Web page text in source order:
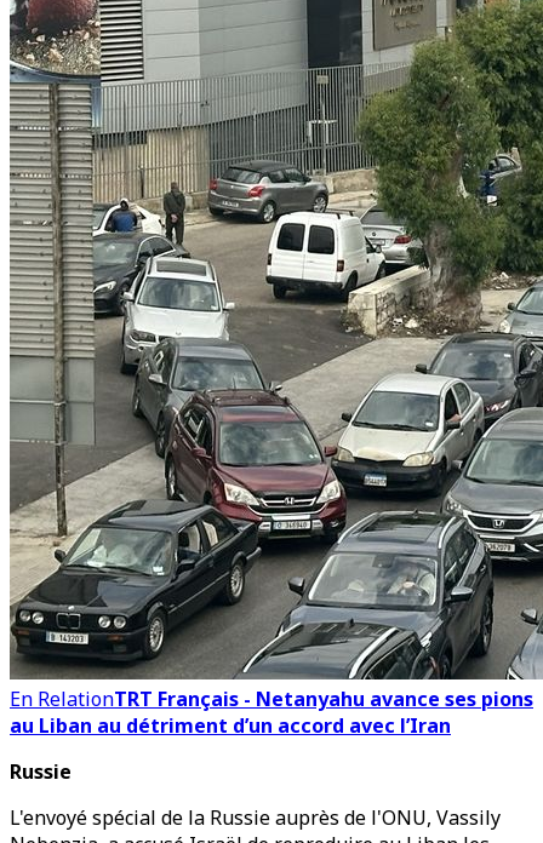
En RelationTRT Français - Netanyahu avance ses pions
au Liban au détriment d’un accord avec l’Iran
Russie
L'envoyé spécial de la Russie auprès de l'ONU, Vassily